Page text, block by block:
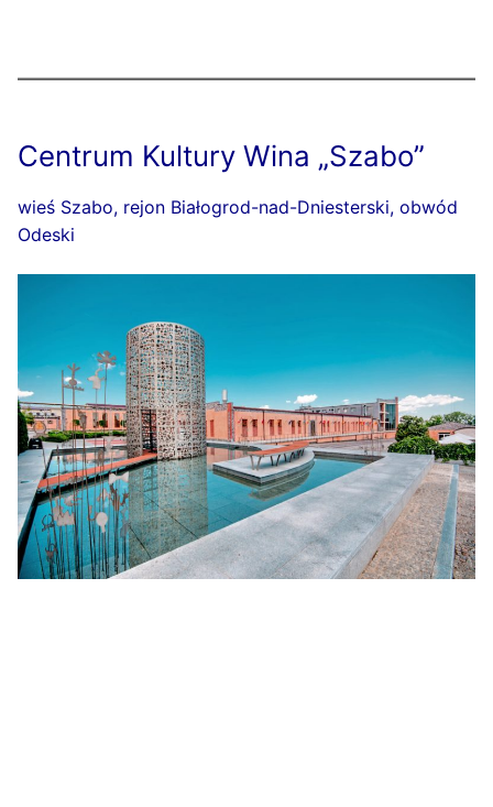
Centrum Kultury Wina „Szabo”
wieś Szabo, rejon Białogrod-nad-Dniesterski, obwód
Odeski